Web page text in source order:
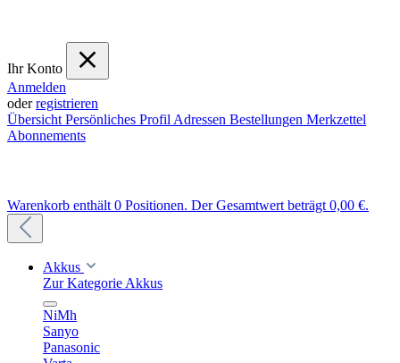
Ihr Konto
Anmelden
oderregistrieren
Übersicht Persönliches Profil Adressen Bestellungen Merkzettel
Abonnements
Warenkorb enthält 0 Positionen. Der Gesamtwert beträgt 0,00 €.
Akkus
Zur Kategorie Akkus
NiMh
Sanyo
Panasonic